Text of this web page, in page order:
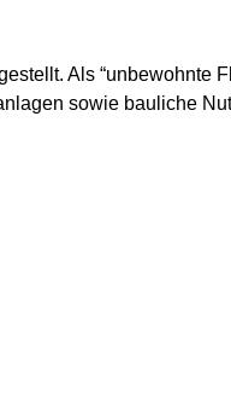
Als “unbewohnte
sowie bauliche